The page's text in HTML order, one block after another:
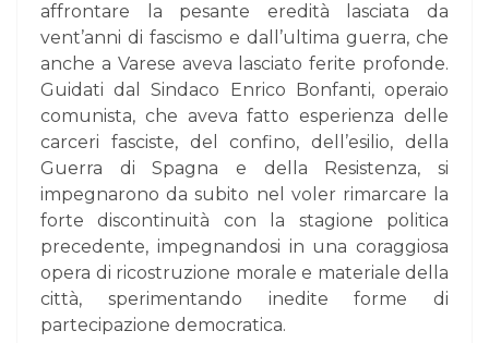
affrontare la pesante eredità lasciata da
vent’anni di fascismo e dall’ultima guerra, che
anche a Varese aveva lasciato ferite profonde.
Guidati dal Sindaco Enrico Bonfanti, operaio
comunista, che aveva fatto esperienza delle
carceri fasciste, del confino, dell’esilio, della
Guerra di Spagna e della Resistenza, si
impegnarono da subito nel voler rimarcare la
forte discontinuità con la stagione politica
precedente, impegnandosi in una coraggiosa
opera di ricostruzione morale e materiale della
città, sperimentando inedite forme di
partecipazione democratica.